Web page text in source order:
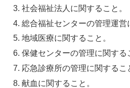
社会福祉法人に関すること。
総合福祉センターの管理運営
地域医療に関すること。
保健センターの管理に関する
応急診療所の管理に関するこ
献血に関すること。